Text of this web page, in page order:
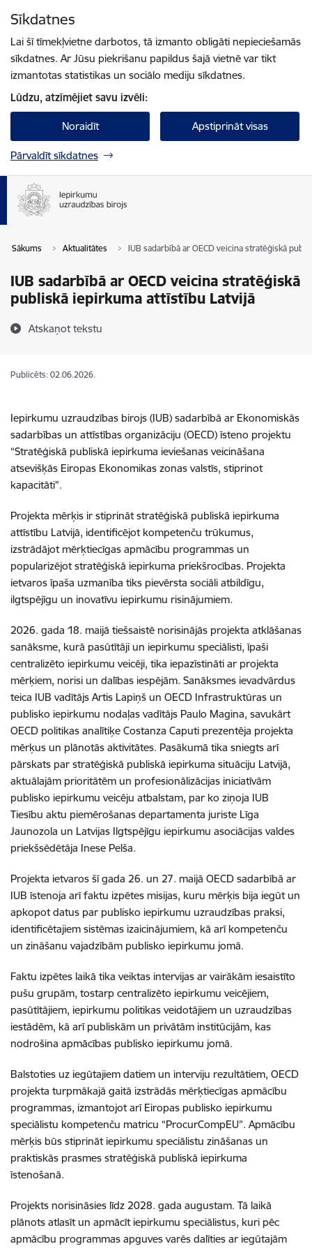
Sīkdatnes
Lai šī tīmekļvietne darbotos, tā izmanto obligāti nepieciešamās
sīkdatnes. Ar Jūsu piekrišanu papildus šajā vietnē var tikt
izmantotas statistikas un sociālo mediju sīkdatnes.
Lūdzu, atzīmējiet savu izvēli:
Noraidīt Apstiprināt visas
Pārvaldīt sīkdatnes
Sākums Aktualitātes IUB sadarbībā ar OECD veicina stratēģiskā
IUB sadarbībā ar OECD veicina stratēģiskā
publiskā iepirkuma attīstību Latvijā
Atskaņot tekstu
Publicēts: 02.06.2026.
Iepirkumu uzraudzības birojs (IUB) sadarbībā ar Ekonomiskās
sadarbības un attīstības organizāciju (OECD) īsteno projektu
“Stratēģiskā publiskā iepirkuma ieviešanas veicināšana
atsevišķās Eiropas Ekonomikas zonas valstīs, stiprinot
kapacitāti”.
Projekta mērķis ir stiprināt stratēģiskā publiskā iepirkuma
attīstību Latvijā, identificējot kompetenču trūkumus,
izstrādājot mērķtiecīgas apmācību programmas un
popularizējot stratēģiskā iepirkuma priekšrocības. Projekta
ietvaros īpaša uzmanība tiks pievērsta sociāli atbildīgu,
ilgtspējīgu un inovatīvu iepirkumu risinājumiem.
2026. gada 18. maijā tiešsaistē norisinājās projekta atklāšanas
sanāksme, kurā pasūtītāji un iepirkumu speciālisti, īpaši
centralizēto iepirkumu veicēji, tika iepazīstināti ar projekta
mērķiem, norisi un dalības iespējām. Sanāksmes ievadvārdus
teica IUB vadītājs Artis Lapiņš un OECD Infrastruktūras un
publisko iepirkumu nodaļas vadītājs Paulo Magina, savukārt
OECD politikas analītiķe Costanza Caputi prezentēja projekta
mērķus un plānotās aktivitātes. Pasākumā tika sniegts arī
pārskats par stratēģiskā publiskā iepirkuma situāciju Latvijā,
aktuālajām prioritātēm un profesionālizācijas iniciatīvām
publisko iepirkumu veicēju atbalstam, par ko ziņoja IUB
Tiesību aktu piemērošanas departamenta juriste Līga
Jaunozola un Latvijas Ilgtspējīgu iepirkumu asociācijas valdes
priekšsēdētāja Inese Pelša.
Projekta ietvaros šī gada 26. un 27. maijā OECD sadarbībā ar
IUB īstenoja arī faktu izpētes misijas, kuru mērķis bija iegūt un
apkopot datus par publisko iepirkumu uzraudzības praksi,
identificētajiem sistēmas izaicinājumiem, kā arī kompetenču
un zināšanu vajadzībām publisko iepirkumu jomā.
Faktu izpētes laikā tika veiktas intervijas ar vairākām iesaistīto
pušu grupām, tostarp centralizēto iepirkumu veicējiem,
pasūtītājiem, iepirkumu politikas veidotājiem un uzraudzības
iestādēm, kā arī publiskām un privātām institūcijām, kas
nodrošina apmācības publisko iepirkumu jomā.
Balstoties uz iegūtajiem datiem un interviju rezultātiem, OECD
projekta turpmākajā gaitā izstrādās mērķtiecīgas apmācību
programmas, izmantojot arī Eiropas publisko iepirkumu
speciālistu kompetenču matricu “ProcurCompEU”. Apmācību
mērķis būs stiprināt iepirkumu speciālistu zināšanas un
praktiskās prasmes stratēģiskā publiskā iepirkuma
īstenošanā.
Projekts norisināsies līdz 2028. gada augustam. Tā laikā
plānots atlasīt un apmācīt iepirkumu speciālistus, kuri pēc
apmācību programmas apguves varēs dalīties ar iegūtajām